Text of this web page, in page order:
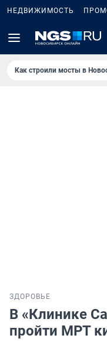
НЕДВИЖИМОСТЬ
Как строили мосты в
ЗДОРОВЬЕ
В «Клинике
пройти МРТ